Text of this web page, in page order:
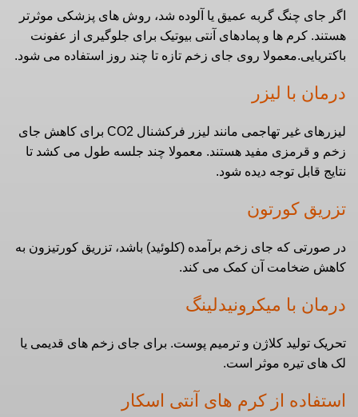
اگر جای چنگ گربه عمیق یا آلوده شد، روش‌ های پزشکی موثرتر
هستند. کرم‌ ها و پمادهای آنتی‌ بیوتیک برای جلوگیری از عفونت
باکتریایی.معمولا روی جای زخم تازه تا چند روز استفاده می‌ شود.
درمان با لیزر
لیزرهای غیر تهاجمی مانند لیزر فرکشنال CO2 برای کاهش جای
زخم و قرمزی مفید هستند. معمولا چند جلسه طول می‌ کشد تا
نتایج قابل توجه دیده شود.
تزریق کورتون
در صورتی که جای زخم برآمده (کلوئید) باشد، تزریق کورتیزون به
کاهش ضخامت آن کمک می‌ کند.
درمان با میکرونیدلینگ
تحریک تولید کلاژن و ترمیم پوست. برای جای زخم‌ های قدیمی یا
لک‌ های تیره موثر است.
استفاده از کرم های آنتی اسکار